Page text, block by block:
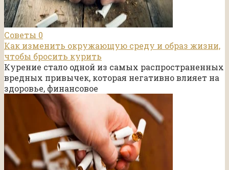
Советы 0
Как изменить окружающую среду и образ жизни,
чтобы бросить курить
Курение стало одной из самых распространенных
вредных привычек, которая негативно влияет на
здоровье, финансовое